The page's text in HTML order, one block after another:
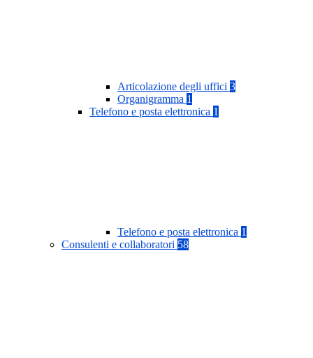
Articolazione degli uffici 3
Organigramma 1
Telefono e posta elettronica 1
Telefono e posta elettronica 1
Consulenti e collaboratori 58